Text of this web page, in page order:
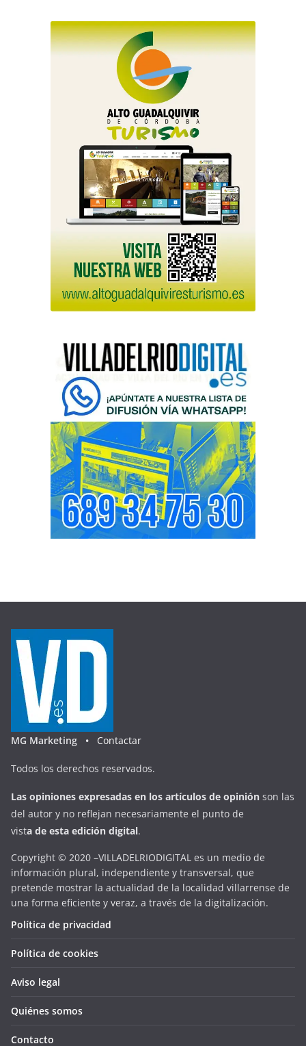
MG Marketing • Contactar
Todos los derechos reservados.
Las opiniones expresadas en los artículos de opinión son las
del autor y no reflejan necesariamente el punto de
vista de esta edición digital.
Copyright © 2020 –VILLADELRIODIGITAL es un medio de
información plural, independiente y transversal, que
pretende mostrar la actualidad de la localidad villarrense de
una forma eficiente y veraz, a través de la digitalización.
Política de privacidad
Política de cookies
Aviso legal
Quiénes somos
Contacto